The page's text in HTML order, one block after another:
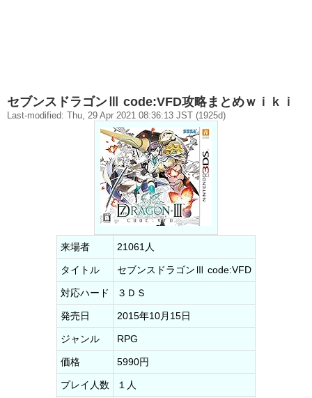
セブンスドラゴンⅢ code:VFD攻略まとめｗｉｋｉ
Last-modified: Thu, 29 Apr 2021 08:36:13 JST (1925d)
来場者 21061人
タイトル セブンスドラゴンⅢ code:VFD
対応ハード ３ＤＳ
発売日 2015年10月15日
ジャンル RPG
価格 5990円
プレイ人数 １人